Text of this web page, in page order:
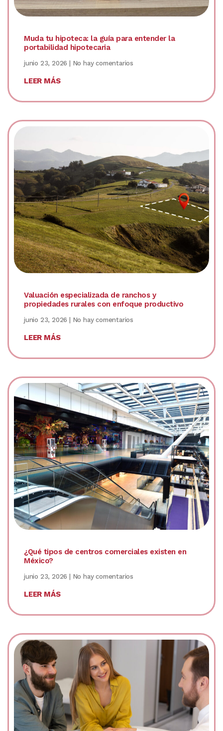
Muda tu hipoteca: la guía para entender la
portabilidad hipotecaria
junio 23, 2026 No hay comentarios
LEER MÁS
Valuación especializada de ranchos y
propiedades rurales con enfoque productivo
junio 23, 2026 No hay comentarios
LEER MÁS
¿Qué tipos de centros comerciales existen en
México?
junio 23, 2026 No hay comentarios
LEER MÁS